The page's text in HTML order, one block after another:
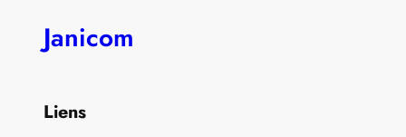
Janicom
Liens